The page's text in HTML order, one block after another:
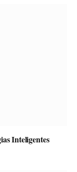
Inteligentes